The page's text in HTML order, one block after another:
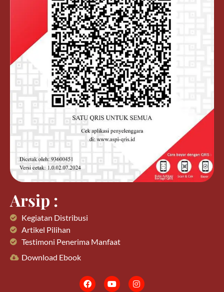
Arsip :
Kegiatan Distribusi
Artikel Pilihan
Testimoni Penerima Manfaat
Download Ebook